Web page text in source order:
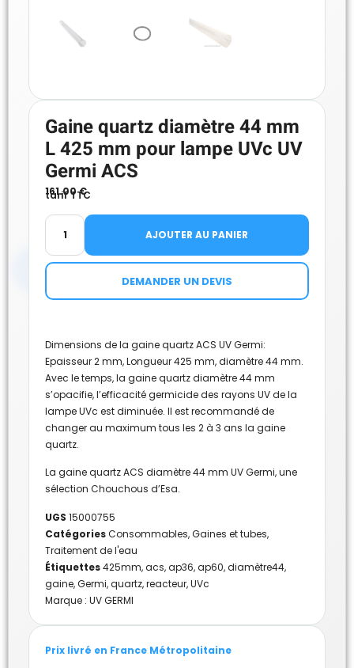
Gaine quartz diamètre 44 mm
L 425 mm pour lampe UVc UV
Germi ACS
161.00€
tarif TTC
AJOUTER AU PANIER
DEMANDER UN DEVIS
Dimensions de la gaine quartz ACS UV Germi:
Epaisseur 2 mm, Longueur 425 mm, diamètre 44 mm.
Avec le temps, la gaine quartz diamètre 44 mm
s’opacifie, l’efficacité germicide des rayons UV de la
lampe UVc est diminuée. Il est recommandé de
changer au maximum tous les 2 à 3 ans la gaine
quartz.
La gaine quartz ACS diamètre 44 mm UV Germi, une
sélection Chouchous d’Esa.
UGS 15000755
CatégoriesConsommables,Gaines et tubes,
Traitement de l'eau
Étiquettes425mm,acs,ap36,ap60,diamètre44,
gaine,Germi,quartz,reacteur,UVc
Marque : UV GERMI
Prix livré en France Métropolitaine